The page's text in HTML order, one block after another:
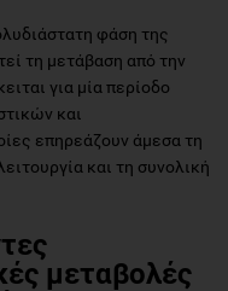
φάση της
τη μετάβαση από την
για μία περίοδο
και
επηρεάζουν άμεσα τη
και τη συνολική
μεταβολές